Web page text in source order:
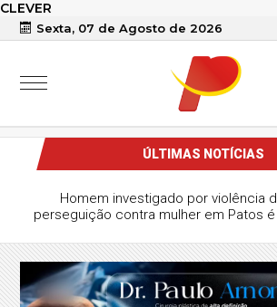
CLEVER
Sexta, 07 de Agosto de 2026
ÚLTIMAS NOTÍCIAS
apoio do PT na PB a João
discurso de Veneziano